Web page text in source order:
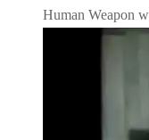
Human Weapon